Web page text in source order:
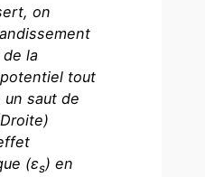
on
la
tout
saut de
(εs) en